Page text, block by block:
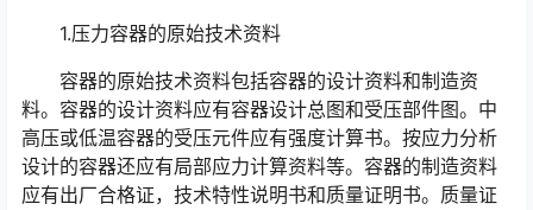
1.压力容器的原始技术资料
容器的原始技术资料包括容器的设计资料和制造资
料。容器的设计资料应有容器设计总图和受压部件图。中
高压或低温容器的受压元件应有强度计算书。按应力分析
设计的容器还应有局部应力计算资料等。容器的制造资料
应有出厂合格证，技术特性说明书和质量证明书。质量证